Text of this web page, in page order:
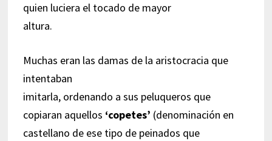
quien luciera el tocado de mayor
altura.
Muchas eran las damas de la aristocracia que
intentaban
imitarla, ordenando a sus peluqueros que
copiaran aquellos ‘copetes’ (denominación en
castellano de ese tipo de peinados que